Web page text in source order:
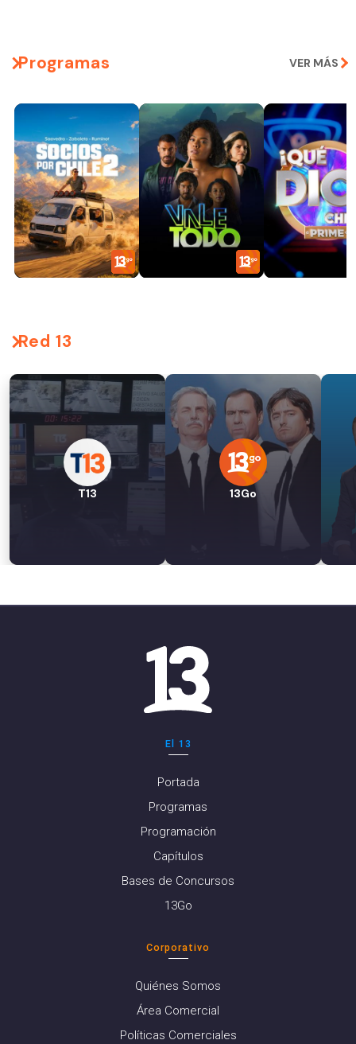
Programas VER MÁS
Red 13
T13 13Go
El 13
Portada
Programas
Programación
Capítulos
Bases de Concursos
13Go
Corporativo
Quiénes Somos
Área Comercial
Políticas Comerciales